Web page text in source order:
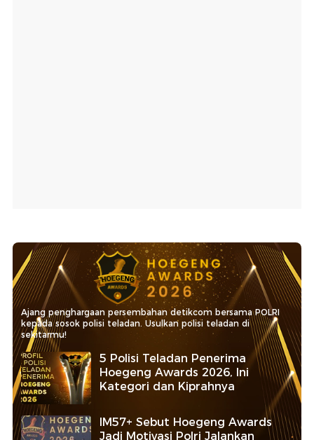
Ajang penghargaan persembahan detikcom bersama POLRI
kepada sosok polisi teladan. Usulkan polisi teladan di
sekitarmu!
5 Polisi Teladan Penerima
Hoegeng Awards 2026, Ini
Kategori dan Kiprahnya
IM57+ Sebut Hoegeng Awards
Jadi Motivasi Polri Jalankan